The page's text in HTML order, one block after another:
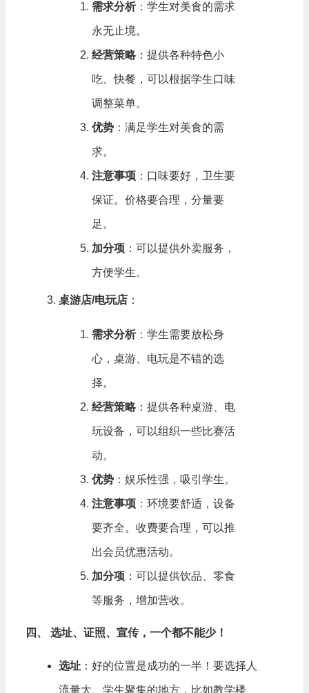
需求分析：学生对美食的需求
永无止境。
经营策略：提供各种特色小
吃、快餐，可以根据学生口味
调整菜单。
优势：满足学生对美食的需
求。
注意事项：口味要好，卫生要
保证。价格要合理，分量要
足。
加分项：可以提供外卖服务，
方便学生。
桌游店/电玩店：
需求分析：学生需要放松身
心，桌游、电玩是不错的选
择。
经营策略：提供各种桌游、电
玩设备，可以组织一些比赛活
动。
优势：娱乐性强，吸引学生。
注意事项：环境要舒适，设备
要齐全。收费要合理，可以推
出会员优惠活动。
加分项：可以提供饮品、零食
等服务，增加营收。
四、 选址、证照、宣传，一个都不能少！
选址：好的位置是成功的一半！要选择人
流量大、学生聚集的地方，比如教学楼、